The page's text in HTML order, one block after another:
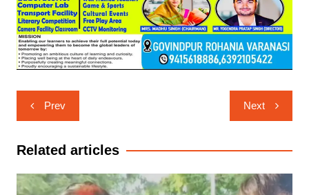
Post
navigation
Prev Next
Related articles